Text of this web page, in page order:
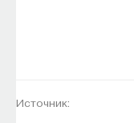
Источник: